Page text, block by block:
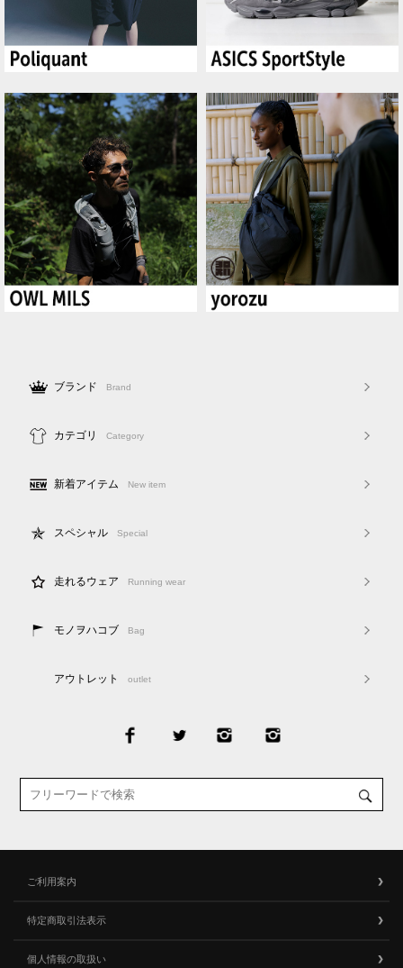
ブランド Brand
カテゴリ Category
新着アイテム New item
スペシャル Special
走れるウェア Running wear
モノヲハコブ Bag
アウトレット outlet
ご利用案内
特定商取引法表示
個人情報の取扱い